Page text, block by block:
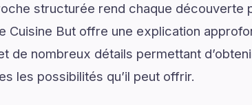
structurée rend chaque découverte
Cuisine But offre une explication
de nombreux détails permettant
les possibilités qu’il peut offrir.